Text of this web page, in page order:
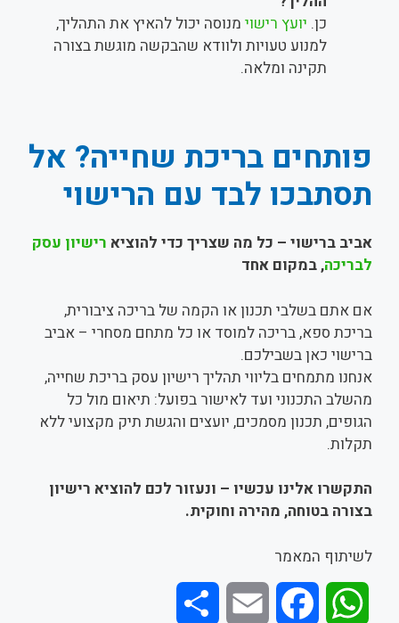
כן. יועץ רישוי מנוסה יכול להאיץ את התהליך,
למנוע טעויות ולוודא שהבקשה מוגשת בצורה
תקינה ומלאה.
פותחים בריכת שחייה? אל
תסתבכו לבד עם הרישוי
אביב ברישוי – כל מה שצריך כדי להוציא רישיון עסק
לבריכה, במקום אחד
אם אתם בשלבי תכנון או הקמה של בריכה ציבורית,
בריכת ספא, בריכה למוסד או כל מתחם מסחרי – אביב
ברישוי כאן בשבילכם.
אנחנו מתמחים בליווי תהליך רישיון עסק בריכת שחייה,
מהשלב התכנוני ועד לאישור בפועל: תיאום מול כל
הגופים, תכנון מסמכים, יועצים והגשת תיק מקצועי ללא
תקלות.
התקשרו אלינו עכשיו – ונעזור לכם להוציא רישיון
בצורה בטוחה, מהירה וחוקית.
לשיתוף המאמר